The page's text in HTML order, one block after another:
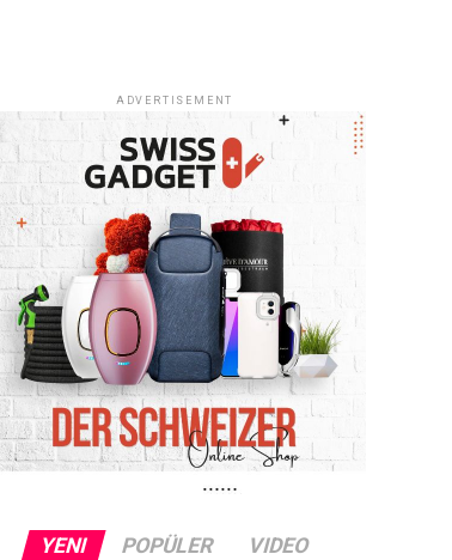
ADVERTISEMENT
YENI POPÜLER VIDEO